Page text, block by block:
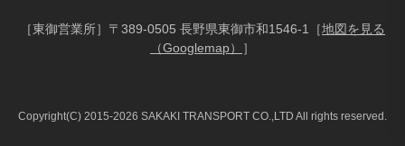
［東御営業所］〒389-0505 長野県東御市和1546-1［地図を見る
（Googlemap）
］
Copyright(C) 2015-2026 SAKAKI TRANSPORT CO.,LTD All rights reserved.